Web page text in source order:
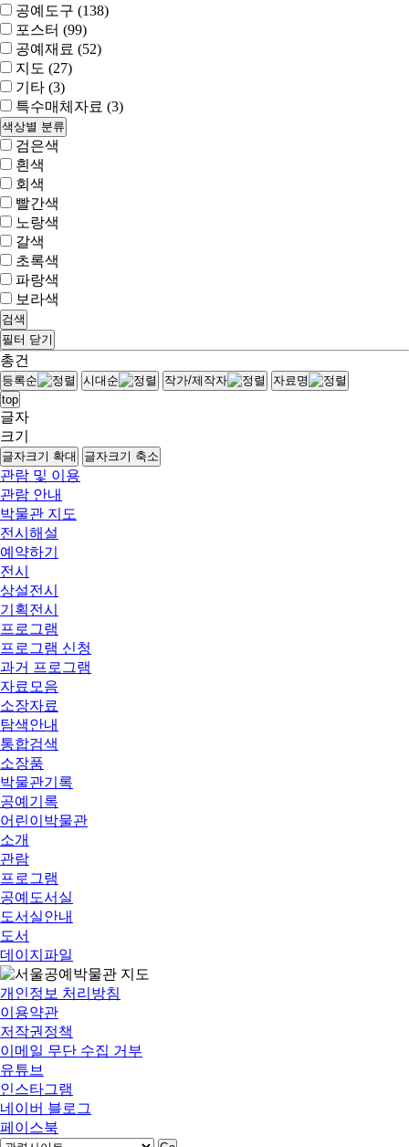
공예도구 (138)
포스터 (99)
공예재료 (52)
지도 (27)
기타 (3)
특수매체자료 (3)
색상별 분류
검은색
흰색
회색
빨간색
노랑색
갈색
초록색
파랑색
보라색
검색
필터 닫기
총건
등록순 시대순 작가/제작자
자료명
top
글자
크기
글자크기 확대 글자크기 축소
관람 및 이용
관람 안내
박물관 지도
전시해설
예약하기
전시
상설전시
기획전시
프로그램
프로그램 신청
과거 프로그램
자료모음
소장자료
탐색안내
통합검색
소장품
박물관기록
공예기록
어린이박물관
소개
관람
프로그램
공예도서실
도서실안내
도서
데이지파일
개인정보 처리방침
이용약관
저작권정책
이메일 무단 수집 거부
유튜브
인스타그램
네이버 블로그
페이스북